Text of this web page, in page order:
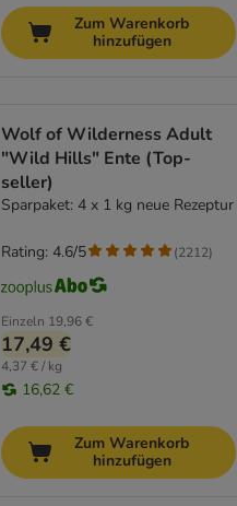
Zum Warenkorb
hinzufügen
Wolf of Wilderness Adult
"Wild Hills" Ente (Top-
seller)
Sparpaket: 4 x 1 kg neue Rezeptur
Einzeln 19,96 €
17,49 €
4,37 € / kg
16,62 €
Rating: 4.6/5 (2212)
Zum Warenkorb
hinzufügen